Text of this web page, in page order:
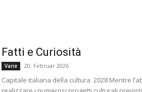
Fatti e Curiosità
Varie 20. Februar 2026
Capitale italiana della cultura 2028 Mentre